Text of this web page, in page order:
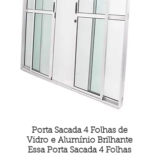
Porta Sacada 4 Folhas de
Vidro e Alumínio Brilhante
Essa Porta Sacada 4 Folhas